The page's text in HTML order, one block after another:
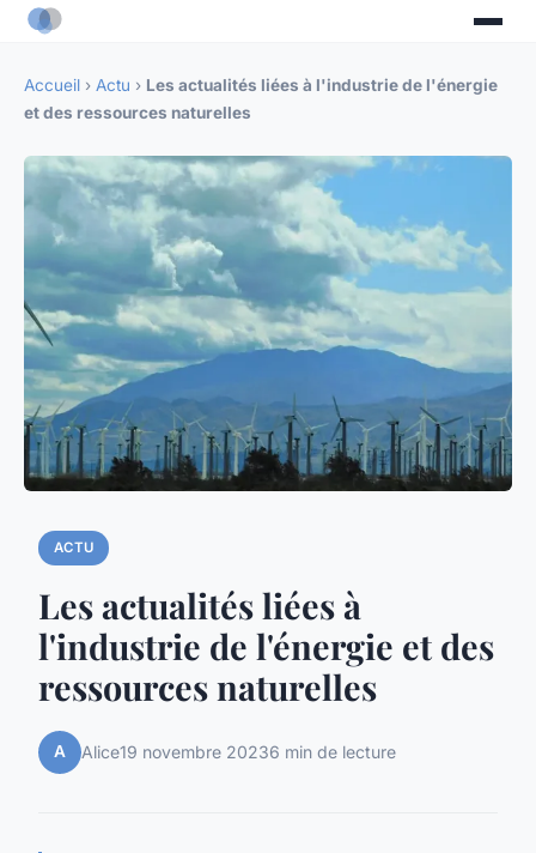
Accueil › Actu › Les actualités liées à l'industrie de l'énergie
et des ressources naturelles
ACTU
Les actualités liées à
l'industrie de l'énergie et des
ressources naturelles
A Alice19 novembre 20236 min de lecture